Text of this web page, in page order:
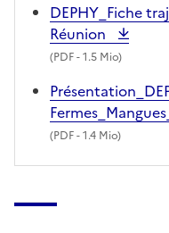
DEPHY_Fiche
Réunion
(PDF- 1.5 Mio)
(PDF- 1.4 Mio)